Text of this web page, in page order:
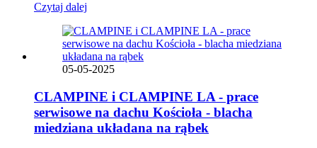
Czytaj dalej
05-05-2025
CLAMPINE i CLAMPINE LA - prace
serwisowe na dachu Kościoła - blacha
miedziana układana na rąbek